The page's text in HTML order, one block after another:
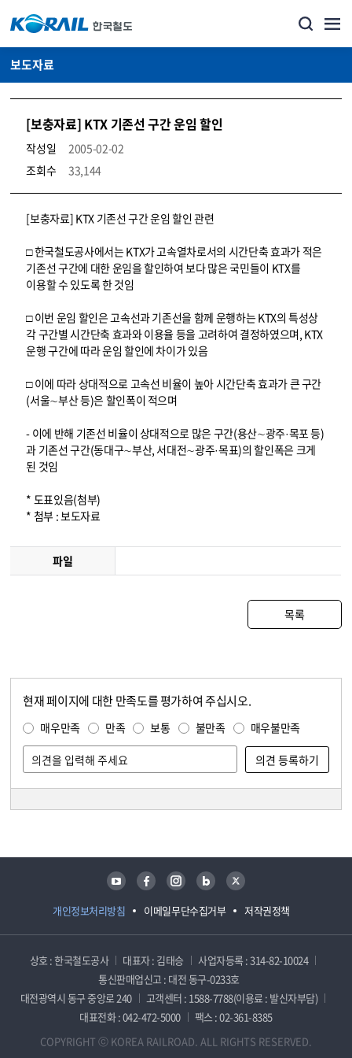
보도자료
[보충자료] KTX 기존선 구간 운임 할인
작성일
2005-02-02
조회수
33,144
뉴스·홍보_보도자료 상세보기 – 내용, 파일, 담당자 연락처로 구성
[보충자료] KTX 기존선 구간 운임 할인 관련
□ 한국철도공사에서는 KTX가 고속열차로서의 시간단축 효과가 적은
기존선 구간에 대한 운임을 할인하여 보다 많은 국민들이 KTX를
이용할 수 있도록 한 것임
□ 이번 운임 할인은 고속선과 기존선을 함께 운행하는 KTX의 특성상
각 구간별 시간단축 효과와 이용율 등을 고려하여 결정하였으며, KTX
운행 구간에 따라 운임 할인에 차이가 있음
□ 이에 따라 상대적으로 고속선 비율이 높아 시간단축 효과가 큰 구간
(서울∼부산 등)은 할인폭이 적으며
- 이에 반해 기존선 비율이 상대적으로 많은 구간(용산∼광주·목포 등)
과 기존선 구간(동대구∼부산, 서대전∼광주·목표)의 할인폭은 크게
된 것임
* 도표있음(첨부)
* 첨부 : 보도자료
파일
목록
현재 페이지에 대한 만족도를 평가하여 주십시오.
매우만족 만족 보통 불만족 매우불만족
개인정보처리방침 이메일무단수집거부 저작권정책
유튜브 페이스북 인스타그램 블로그 트위터
상호 : 한국철도공사 대표자 : 김태승
사업자등록 : 314-82-10024
통신판매업신고 : 대전 동구-0233호
대전광역시 동구 중앙로 240
고객센터 : 1588-7788(이용료 : 발신자부담)
대표전화 : 042-472-5000
팩스 : 02-361-8385
COPYRIGHT ⓒ KOREA RAILROAD. ALL RIGHTS RESERVED.